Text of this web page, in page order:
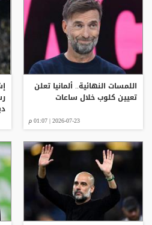
اللمسات النهائية.. ألمانيا تعلن
تعيين كلوب خلال ساعات
2026-07-23 | 01:07 م